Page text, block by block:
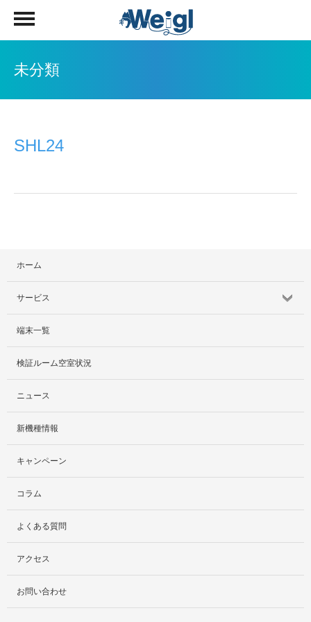
未分類
SHL24
ホーム
サービス
サービス紹介
社外貸出プラン
検証ルーム
料金プラン
レンタルルームプラン
お手軽検証パック
端末一覧
検証ルーム空室状況
ニュース
新機種情報
キャンペーン
コラム
よくある質問
アクセス
お問い合わせ